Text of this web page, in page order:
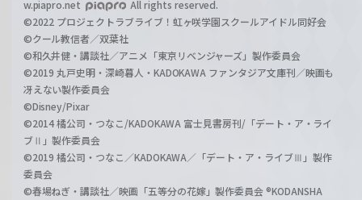
w.piapro.net
All rights reserved.
©2022 プロジェクトラブライブ！虹ヶ咲学園スクールアイドル同好会
©クール教信者／双葉社
©和久井健・講談社／アニメ「東京リベンジャーズ」製作委員会
©2019 丸戸史明・深崎暮人・KADOKAWA ファンタジア文庫刊／映画も
冴えない製作委員会
©Disney/Pixar
©2014 橘公司・つなこ/KADOKAWA 富士見書房刊/「デート・ア・ライ
ブⅡ」製作委員会
©2019 橘公司・つなこ／KADOKAWA／「デート・ア・ライブⅢ」製作
委員会
©春場ねぎ・講談社／映画「五等分の花嫁」製作委員会 ®KODANSHA